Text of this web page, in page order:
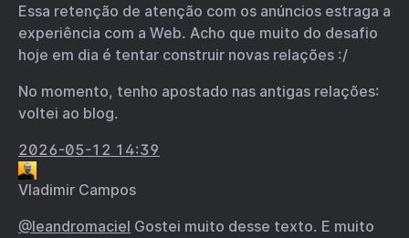
Essa retenção de atenção com os anúncios estraga a
experiência com a Web. Acho que muito do desafio
hoje em dia é tentar construir novas relações :/
No momento, tenho apostado nas antigas relações:
voltei ao blog.
2026-05-12 14:39
Vladimir Campos
@leandromaciel Gostei muito desse texto. E muito